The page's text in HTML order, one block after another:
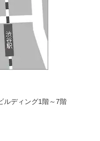
ルディング1階～7階